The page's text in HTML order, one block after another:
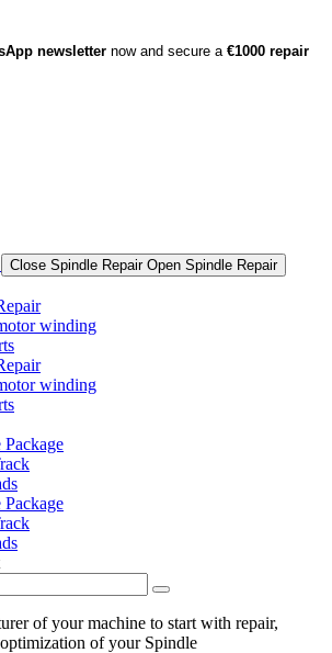
newsletter now and secure a €1000 repair
Close Spindle Repair Open Spindle Repair
winding
winding
Package
Package
of your machine to start with repair,
of your Spindle